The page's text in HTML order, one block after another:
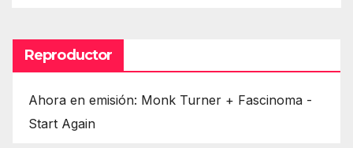
Reproductor
Ahora en emisión: Monk Turner + Fascinoma -
Start Again